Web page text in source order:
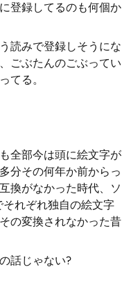
登録してるのも何個か
読みで登録しそうにな
ごぶたんのごぶってい
てる。
全部今は頭に絵文字が
分その何年か前からっ
換がなかった時代、ソ
れぞれ独自の絵文字
の変換されなかった昔
話じゃない?